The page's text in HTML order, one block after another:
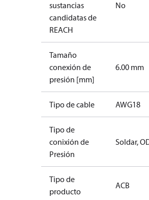
sustancias
candidatas de
REACH
No
Tamaño
conexión de
presión [mm]
6.00 mm
Tipo de cable AWG18
Tipo de
conixión de
Presión
Soldar,
Tipo de
producto
ACB